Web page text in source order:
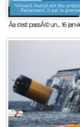
Ãa s'est passÃ© un... 16